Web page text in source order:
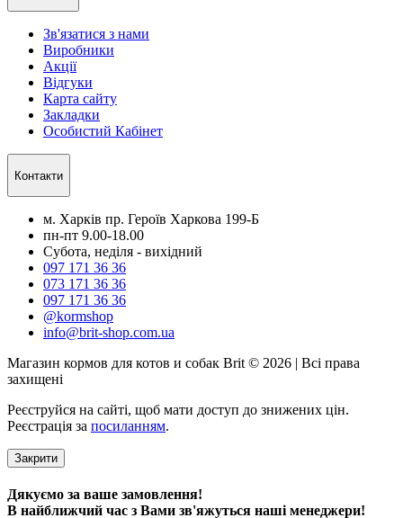
Зв'язатися з нами
Виробники
Акції
Відгуки
Карта сайту
Закладки
Особистий Кабінет
Контакти
м. Харків пр. Героїв Харкова 199-Б
пн-пт 9.00-18.00
Субота, неділя - вихідний
097 171 36 36
073 171 36 36
097 171 36 36
@kormshop
info@brit-shop.com.ua
Магазин кормов для котов и собак Brit © 2026 | Всі права
захищені
Реєструйся на сайті, щоб мати доступ до знижених цін.
Реєстрація за посиланням.
Закрити
Дякуємо за ваше замовлення!
В найближчий час з Вами зв'яжуться наші менеджери!